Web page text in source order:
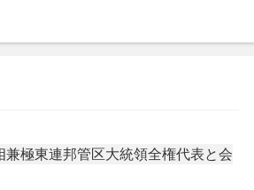
兼極東連邦管区大統領全権代表と会